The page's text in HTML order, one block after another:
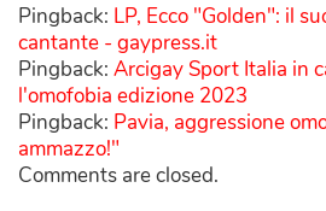
Pingback: LP, Ecco "Golden": il
cantante - gaypress.it
Pingback: Arcigay Sport Italia in
l'omofobia edizione 2023
Pingback: Pavia, aggressione
ammazzo!"
Comments are closed.